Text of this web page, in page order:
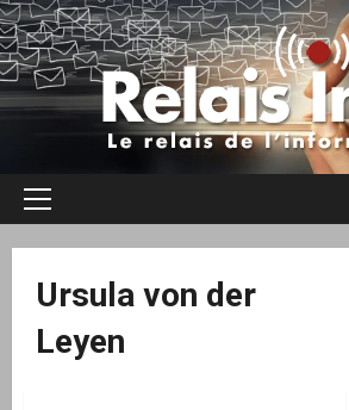
Aller
au
contenu
Menu
Ursula von der
Leyen